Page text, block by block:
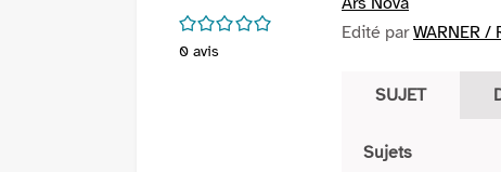
/5
0 avis
Edité parWARNER /
SUJET
Sujets